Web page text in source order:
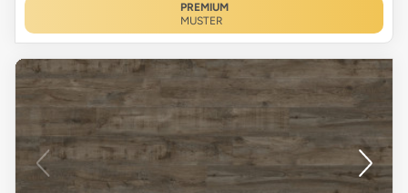
PREMIUM
MUSTER